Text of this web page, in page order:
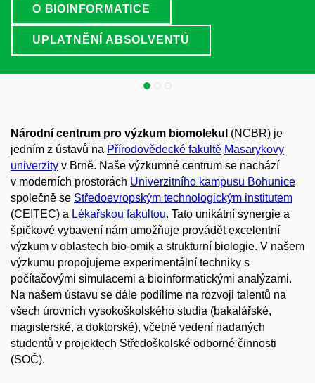
O BIOINFORMATICE
UPLATNĚNÍ ABSOLVENTŮ
Národní centrum pro výzkum biomolekul (NCBR) je
jedním z ústavů na Přírodovědecké fakultě Masarykovy
univerzity v Brně. Naše výzkumné centrum se nachází
v moderních prostorách Univerzitního kampusu Bohunice
společně se Středoevropským technologickým institutem
(CEITEC) a Lékařskou fakultou. Tato unikátní synergie a
špičkové vybavení nám umožňuje provádět excelentní
výzkum v oblastech bio-omik a strukturní biologie. V našem
výzkumu propojujeme experimentální techniky s
počítačovými simulacemi a bioinformatickými analýzami.
Na našem ústavu se dále podílíme na rozvoji talentů na
všech úrovních vysokoškolského studia (bakalářské,
magisterské, a doktorské), včetně vedení nadaných
studentů v projektech Středoškolské odborné činnosti
(SOČ).